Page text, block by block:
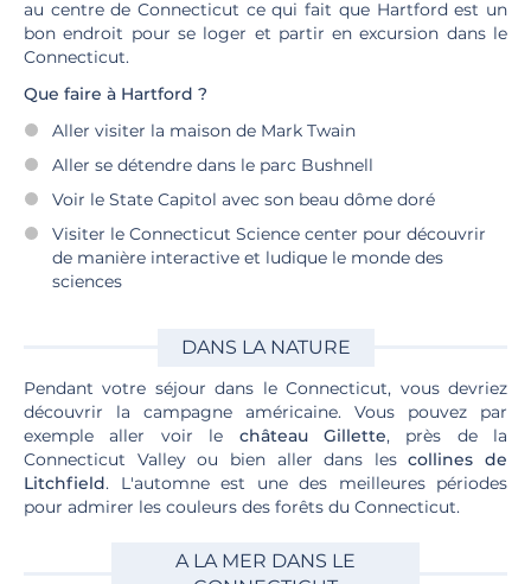
au centre de Connecticut ce qui fait que Hartford est un
bon endroit pour se loger et partir en excursion dans le
Connecticut.
Que faire à Hartford ?
Aller visiter la maison de Mark Twain
Aller se détendre dans le parc Bushnell
Voir le State Capitol avec son beau dôme doré
Visiter le Connecticut Science center pour découvrir
de manière interactive et ludique le monde des
sciences
DANS LA NATURE
Pendant votre séjour dans le Connecticut, vous devriez
découvrir la campagne américaine. Vous pouvez par
exemple aller voir le château Gillette, près de la
Connecticut Valley ou bien aller dans lescollines de
Litchfield. L'automne est une des meilleures périodes
pour admirer les couleurs des forêts du Connecticut.
A LA MER DANS LE